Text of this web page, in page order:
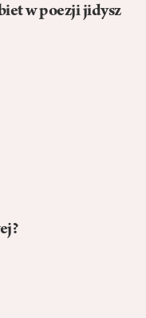
w poezji jidysz